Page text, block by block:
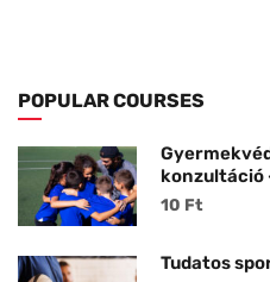
POPULAR COURSES
konzultáció
10 Ft
Tudatos